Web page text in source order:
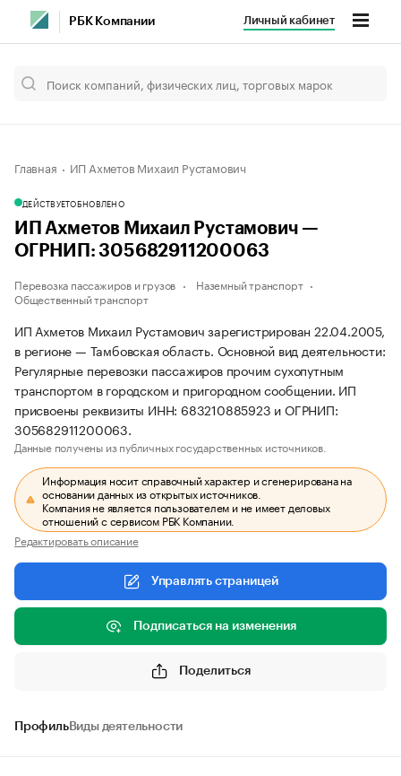
РБК Компании Личный кабинет
Главная ИП Ахметов Михаил Рустамович
ДЕЙСТВУЕТОБНОВЛЕНО
ИП Ахметов Михаил Рустамович —
ОГРНИП: 305682911200063
Перевозка пассажиров и грузов
Наземный транспорт
Общественный транспорт
ИП Ахметов Михаил Рустамович зарегистрирован 22.04.2005,
в регионе — Тамбовская область. Основной вид деятельности:
Регулярные перевозки пассажиров прочим сухопутным
транспортом в городском и пригородном сообщении. ИП
присвоены реквизиты ИНН: 683210885923 и ОГРНИП:
305682911200063.
Данные получены из публичных государственных источников.
Информация носит справочный характер и сгенерирована на
основании данных из открытых источников.
Компания не является пользователем и не имеет деловых
отношений с сервисом РБК Компании.
Редактировать описание
Управлять страницей
Подписаться на изменения
Поделиться
ПрофильВиды деятельности